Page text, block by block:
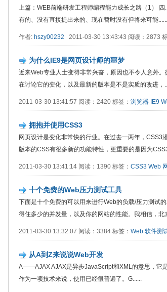
上篇：WEB前端研发工程师编程能力成长之路（1）
有的、没有直接提出来的、现在暂时没有但将来可能......
作者: hszy00232 2011-03-30 13:43:43 阅读：2873 标
为什么IE9是网页设计师的噩梦
近来Web专业人士变得非常兴奋，原因也不令人意外
在讨论它的变化，以及最新的版本是不是实质的改进，
2011-03-30 13:41:57 阅读：2420 标签： 浏览器 IE9
拥抱并使用CSS3
网页设计是变化非常快的行业。在过去一两年，
版本的CSS有很多新的功能特性，更重要的是因为
2011-03-30 13:41:14 阅读：1390 标签： CSS3 Web
十个免费的Web压力测试工具
下面是十个免费的可以用来进行Web的负载/压力测试
得住多少的并发量，以及你的网站的性能。我相信，北
2011-03-30 13:32:07 阅读：3384 标签： Web 软件测
从A到Z来说说Web开发
A——AJAX AJAX是异步JavaScript和XML的意思，它
作为一项技术来说，使用已经很普遍了。G......